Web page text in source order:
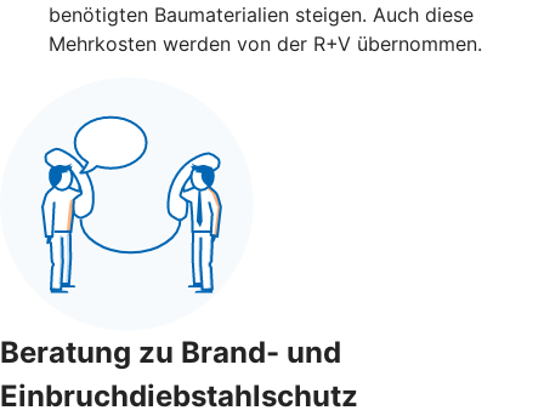
benötigten Baumaterialien steigen. Auch diese
Mehrkosten werden von der R+V übernommen.
Beratung zu Brand- und
Einbruchdiebstahlschutz